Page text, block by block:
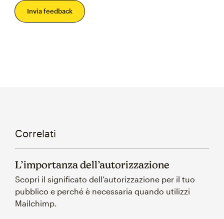
Invia feedback
Correlati
L’importanza dell’autorizzazione
Scopri il significato dell’autorizzazione per il tuo
pubblico e perché è necessaria quando utilizzi
Mailchimp.